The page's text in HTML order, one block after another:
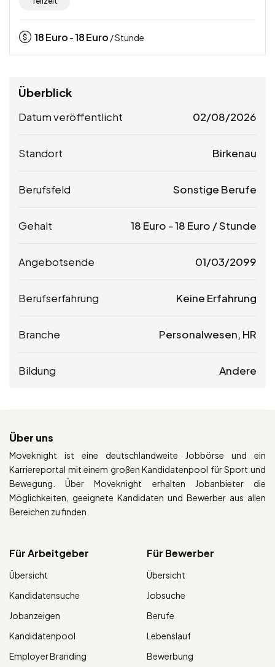
18Euro -18Euro / Stunde
Überblick
Datum veröffentlicht 02/08/2026
Standort Birkenau
Berufsfeld Sonstige Berufe
Gehalt 18 Euro -18 Euro / Stunde
Angebotsende 01/03/2099
Berufserfahrung Keine Erfahrung
Branche Personalwesen, HR
Bildung Andere
Über uns
Moveknight ist eine deutschlandweite Jobbörse und ein
Karriereportal mit einem großen Kandidatenpool für Sport und
Bewegung. Über Moveknight erhalten Jobanbieter die
Möglichkeiten, geeignete Kandidaten und Bewerber aus allen
Bereichen zu finden.
Für Arbeitgeber
Übersicht
Kandidatensuche
Jobanzeigen
Kandidatenpool
Employer Branding
Für Bewerber
Übersicht
Jobsuche
Berufe
Lebenslauf
Bewerbung